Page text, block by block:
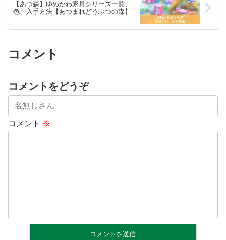
【あつ森】ゆめかわ家具シリーズ一覧、
色、入手方法【あつまれどうぶつの森】
コメント
コメントをどうぞ
コメント ※